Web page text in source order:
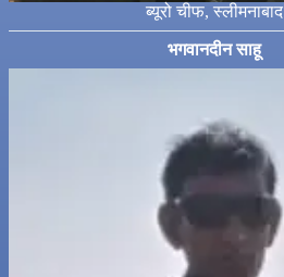
ब्यूरो चीफ, स्लीमनाबाद
भगवानदीन साहू